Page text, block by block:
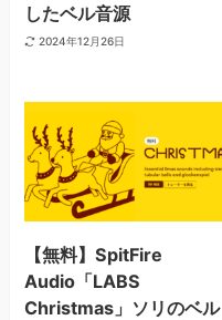
したベル音源
2024年12月26日
【無料】SpitFire
Audio「LABS
Christmas」ソリのベル